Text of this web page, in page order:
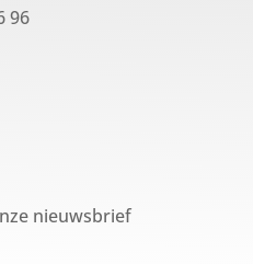
96
nieuwsbrief